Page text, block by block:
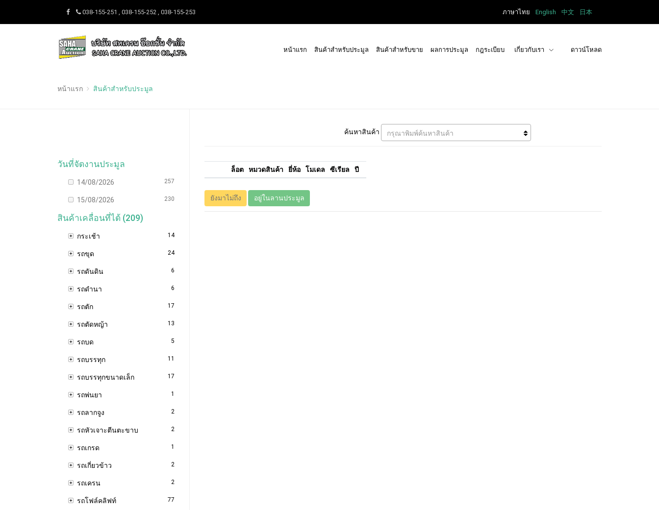
038-155-251 , 038-155-252 , 038-155-253 ภาษาไทย English 中文 日本
หน้าแรก สินค้าสำหรับประมูล สินค้าสำหรับขาย ผลการประมูล กฎระเบียบ เกี่ยวกับเรา ดาวน์โหลด
หน้าแรก สินค้าสำหรับประมูล
วันที่จัดงานประมูล
14/08/2026 257
15/08/2026 230
สินค้าเคลื่อนที่ได้ (209)
กระเช้า 14
รถขุด 24
รถดันดิน 6
รถดำนา 6
รถตัก 17
รถตัดหญ้า 13
รถบด 5
รถบรรทุก 11
รถบรรทุกขนาดเล็ก 17
รถพ่นยา 1
รถลากจูง 2
รถหัวเจาะตีนตะขาบ 2
รถเกรด 1
รถเกี่ยวข้าว 2
รถเครน 2
รถโฟล์คลิฟท์ 77
ค้นหาสินค้า กรุณาพิมพ์ค้นหาสินค้า
ล็อต หมวดสินค้า ยี่ห้อ โมเดล ซีเรียล ปี
ยังมาไม่ถึง อยู่ในลานประมูล